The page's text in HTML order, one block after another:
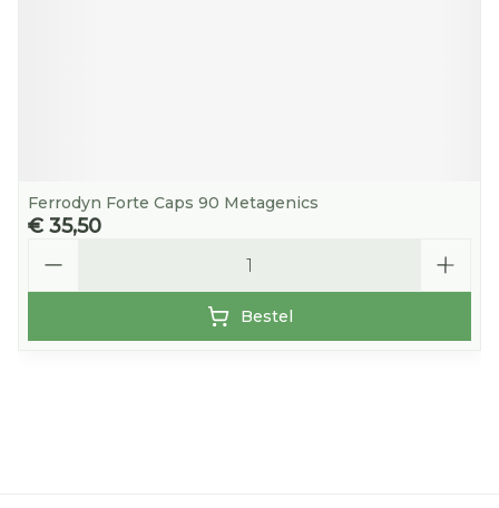
Ferrodyn Forte Caps 90 Metagenics
€ 35,50
Bestel